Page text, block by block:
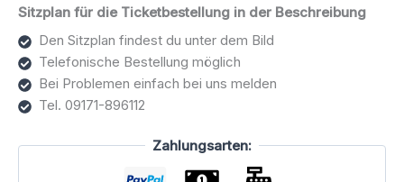
weiß-
Menge
Sitzplan für die Ticketbestellung in der Beschreibung
Den Sitzplan findest du unter dem Bild
Telefonische Bestellung möglich
Bei Problemen einfach bei uns melden
Tel. 09171-896112
Zahlungsarten: